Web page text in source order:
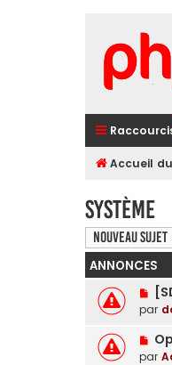
Accueil
Système
Nouveau sujet
ANNONCES
par
par